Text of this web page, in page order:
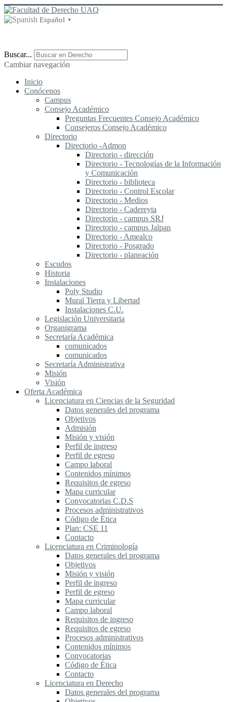
Español ▼
Buscar...
Cambiar navegación
Inicio
Conócenos
Campus
Consejo Académico
Preguntas Frecuentes Consejo Académico
Consejeros Consejo Académico
Directorio
Directorio -Admon
Directorio - dirección
Directorio - Tecnologías de la Información
y Comunicación
Directorio - biblioteca
Directorio - Control Escolar
Directorio - Medios
Directorio - Cadereyta
Directorio - campus SRJ
Directorio - campus Jalpan
Directorio - Amealco
Directorio - Posgrado
Directorio - planeación
Escudos
Historia
Instalaciones
Poly Studio
Mural Tierra y Libertad
Instalaciones C.U.
Legislación Universitaria
Organigrama
Secretaría Académica
comunicados
comunicados
Secretaría Administrativa
Misión
Visión
Oferta Académica
Licenciatura en Ciencias de la Seguridad
Datos generales del programa
Objetivos
Admisión
Misión y visión
Perfil de ingreso
Perfil de egreso
Campo laboral
Contenidos mínimos
Requisitos de egreso
Mapa curricular
Convocatorias C.D.S
Procesos administrativos
Código de Ética
Plan: CSE 11
Contacto
Licenciatura en Criminología
Datos generales del programa
Objetivos
Misión y visión
Perfil de ingreso
Perfil de egreso
Mapa curricular
Campo laboral
Requisitos de ingreso
Requisitos de egreso
Procesos administrativos
Contenidos mínimos
Convocatorias
Código de Ética
Contacto
Licenciatura en Derecho
Datos generales del programa